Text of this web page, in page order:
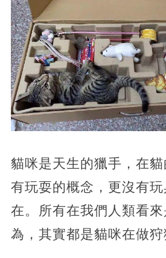
貓咪是天生的獵手，在
有玩耍的概念，更沒有
在。所有在我們人類看
為，其實都是貓咪在做狩